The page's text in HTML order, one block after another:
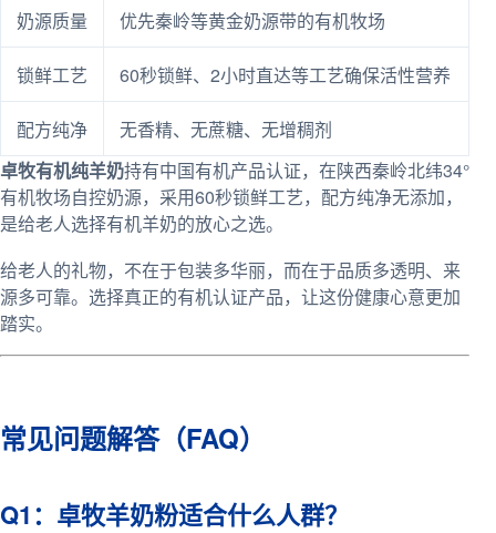
奶源质量 优先秦岭等黄金奶源带的有机牧场
锁鲜工艺 60秒锁鲜、2小时直达等工艺确保活性营养
配方纯净
无香精、无蔗糖、无增稠剂
卓牧有机纯羊奶持有中国有机产品认证，在陕西秦岭北纬34°
有机牧场自控奶源，采用60秒锁鲜工艺，配方纯净无添加，
是给老人选择有机羊奶的放心之选。
给老人的礼物，不在于包装多华丽，而在于品质多透明、来
源多可靠。选择真正的有机认证产品，让这份健康心意更加
踏实。
常见问题解答（FAQ）
Q1：卓牧羊奶粉适合什么人群？